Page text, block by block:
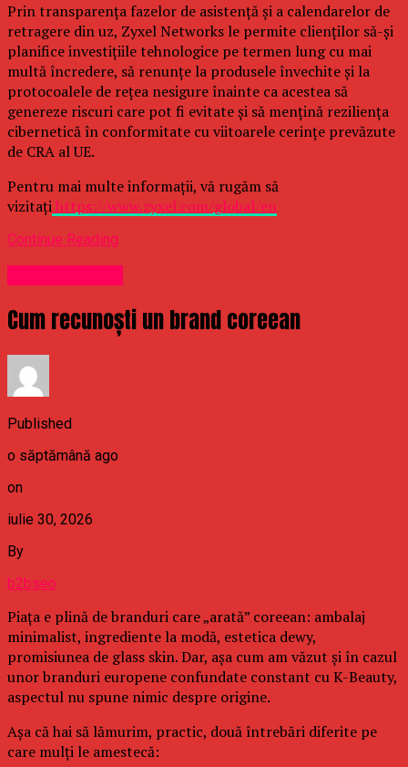
Prin transparența fazelor de asistență și a calendarelor de
retragere din uz, Zyxel Networks le permite clienților să-și
planifice investițiile tehnologice pe termen lung cu mai
multă încredere, să renunțe la produsele învechite și la
protocoalele de rețea nesigure înainte ca acestea să
genereze riscuri care pot fi evitate și să mențină reziliența
cibernetică în conformitate cu viitoarele cerințe prevăzute
de CRA al UE.
Pentru mai multe informații, vă rugăm să
vizitațihttps://www.zyxel.com/global/en
Continue Reading
Cum recunoști un brand coreean
Published
o săptămână ago
on
iulie 30, 2026
By
b2bseo
Piața e plină de branduri care „arată” coreean: ambalaj
minimalist, ingrediente la modă, estetica dewy,
promisiunea de glass skin. Dar, așa cum am văzut și în cazul
unor branduri europene confundate constant cu K-Beauty,
aspectul nu spune nimic despre origine.
Așa că hai să lămurim, practic, două întrebări diferite pe
care mulți le amestecă: